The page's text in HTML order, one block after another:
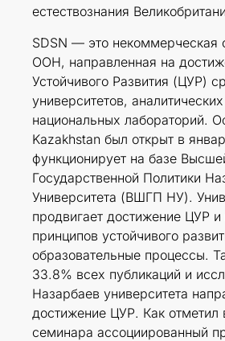
естествознания
SDSN — это некоммерческая
ООН, направленная на
Устойчивого Развития (ЦУР)
университетов,
национальных лабораторий.
Kazakhstan был открыт в
функционирует на базе
Государственной Политики
Университета (ВШГП НУ).
продвигает достижение ЦУР
принципов устойчивого
образовательные процессы.
33.8% всех публикаций и
Назарбаев университета
достижение ЦУР. Как отметил
семинара ассоциированный